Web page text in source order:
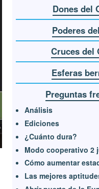
Dones del
Poderes
Cruces del
Esferas
Preguntas
Análisis
Ediciones
¿Cuánto dura?
Modo cooperativo 2
Cómo aumentar
Las mejores